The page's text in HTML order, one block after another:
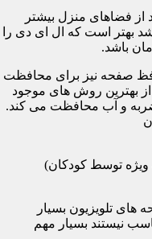
از فضاهای منزل بیشتر
بهتر است که ال ای دی را
باشد.
صفحه نیز برای محافظت
بهترین روش های موجود
و آب محافظت می کند.
توسط کودکان)
های تلویزیون بسیار
نیستند بسیار مهم